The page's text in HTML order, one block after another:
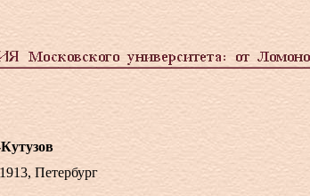
Петербург